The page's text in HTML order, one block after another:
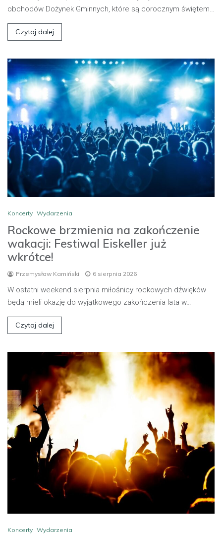
obchodów Dożynek Gminnych, które są corocznym świętem…
Czytaj dalej
Koncerty Wydarzenia
Rockowe brzmienia na zakończenie
wakacji: Festiwal Eiskeller już
wkrótce!
Przemysław Kamiński 6 sierpnia 2026
W ostatni weekend sierpnia miłośnicy rockowych dźwięków
będą mieli okazję do wyjątkowego zakończenia lata w…
Czytaj dalej
Koncerty Wydarzenia